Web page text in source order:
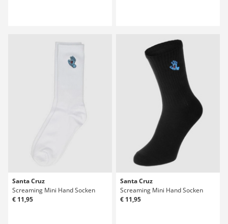
Santa Cruz
Screaming Mini Hand Socken
€ 11,95
Santa Cruz
Screaming Mini Hand Socken
€ 11,95